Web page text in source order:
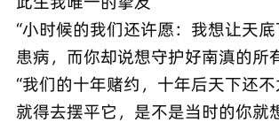
“小时候的我们还许愿：我想让天
患病，而你却说想守护好南滇的所
“我们的十年赌约，十年后天下还
就得去摆平它，是不是当时的你就